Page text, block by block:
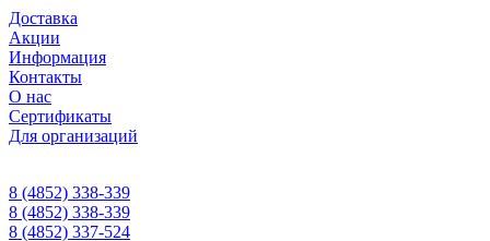
Доставка
Акции
Информация
Контакты
О нас
Сертификаты
Для организаций
8 (4852) 338-339
8 (4852) 338-339
8 (4852) 337-524